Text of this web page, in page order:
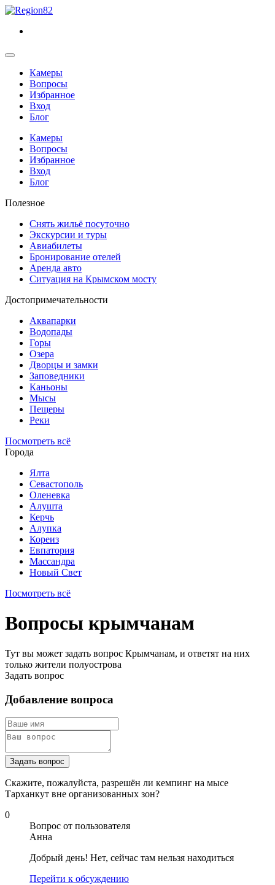
Камеры
Вопросы
Избранное
Вход
Блог
Камеры
Вопросы
Избранное
Вход
Блог
Полезное
Снять жильё посуточно
Экскурсии и туры
Авиабилеты
Бронирование отелей
Аренда авто
Ситуация на Крымском мосту
Достопримечательности
Аквапарки
Водопады
Горы
Озера
Дворцы и замки
Заповедники
Каньоны
Мысы
Пещеры
Реки
Посмотреть всё
Города
Ялта
Севастополь
Оленевка
Алушта
Керчь
Алупка
Кореиз
Евпатория
Массандра
Новый Свет
Посмотреть всё
Вопросы крымчанам
Тут вы может задать вопрос Крымчанам, и ответят на них
только жители полуострова
Задать вопрос
Добавление вопроса
Задать вопрос
Скажите, пожалуйста, разрешён ли кемпинг на мысе
Тарханкут вне организованных зон?
0
Вопрос от пользователя
Анна
Добрый день! Нет, сейчас там нельзя находиться
Перейти к обсуждению